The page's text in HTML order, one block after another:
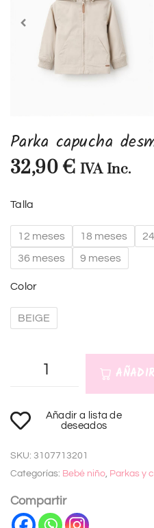
Parka capucha
32,90 € IVA Inc.
Talla
12 meses 18 meses
36 meses
9 meses
Color
BEIGE
l
e
r
n
a
Añadir a lista de
deseados
SKU: 3107713201
Categorías: Bebé niño, Parkas y
Compartir